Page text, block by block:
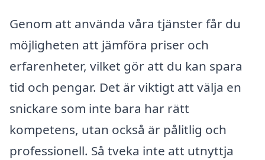
Genom att använda våra tjänster får du
möjligheten att jämföra priser och
erfarenheter, vilket gör att du kan spara
tid och pengar. Det är viktigt att välja en
snickare som inte bara har rätt
kompetens, utan också är pålitlig och
professionell. Så tveka inte att utnyttja